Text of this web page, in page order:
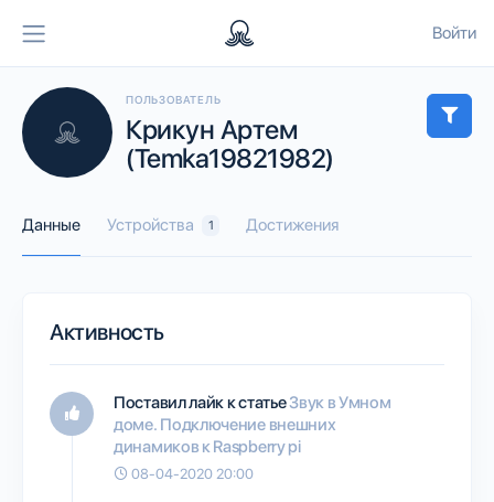
Войти
ПОЛЬЗОВАТЕЛЬ
Крикун Артем
(Temka19821982)
Данные Устройства 1 Достижения
Активность
Поставил лайк к статьеЗвук в Умном
доме. Подключение внешних
динамиков к Raspberry pi
08-04-2020 20:00